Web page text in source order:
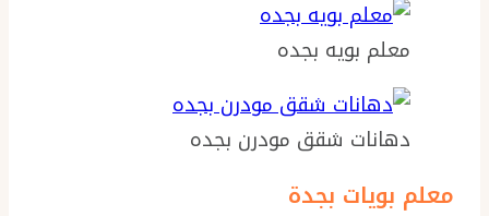
معلم بويه بجده
دهانات شقق مودرن بجده
معلم بويات بجدة